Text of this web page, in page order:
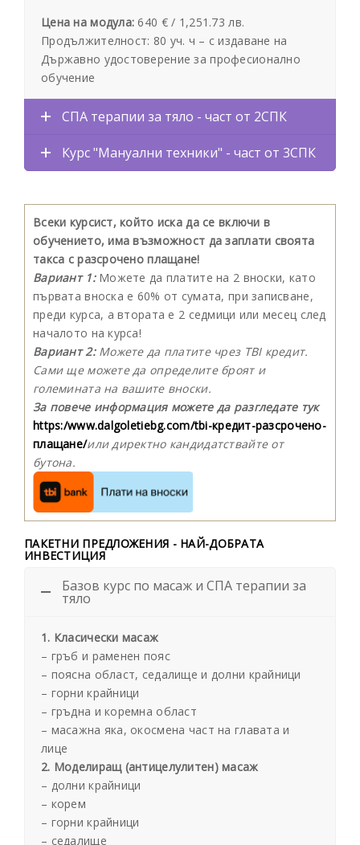
Цена на модула: 640 € / 1,251.73 лв.
Продължителност: 80 уч. ч – с издаване на
Държавно удостоверение за професионално
обучение
СПА терапии за тяло - част от 2СПК
Курс "Мануални техники" - част от 3СПК
Всеки курсист, който иска да се включи в
обучението, има възможност да заплати своята
такса с разсрочено плащане!
Вариант 1: Можете да платите на 2 вноски, като
първата вноска е 60% от сумата, при записване,
преди курса, а втората е 2 седмици или месец след
началото на курса!
Вариант 2: Можете да платите чрез TBI кредит.
Сами ще можете да определите броят и
големината на вашите вноски.
За повече информация можете да разгледате тук
https:/www.dalgoletiebg.com/tbi-кредит-разсрочено-
плащане/или директно кандидатствайте от
бутона.
ПАКЕТНИ ПРЕДЛОЖЕНИЯ - НАЙ-ДОБРАТА
ИНВЕСТИЦИЯ
Базов курс по масаж и СПА терапии за
тяло
1. Класически масаж
– гръб и раменен пояс
– поясна област, седалище и долни крайници
– горни крайници
– гръдна и коремна област
– масажна яка, окосмена част на главата и
лице
2. Моделиращ (антицелулитен) масаж
– долни крайници
– корем
– горни крайници
– седалище